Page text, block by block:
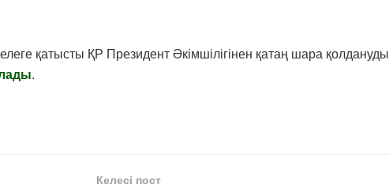
қатысты ҚР Президент Әкімшілігінен қатаң шара қолдануды
.
Келесі пост